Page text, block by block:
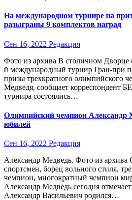
На международном турнире на
разыграны 9 комплектов наград
Сен 16, 2022 Редакция
Фото из архива В столичном Дворце
й международный турнир Гран-при
призы трехкратного олимпийского
Медведя, сообщает корреспондент
турнира состоялись…
Олимпийский чемпион Александр
юбилей
Сен 16, 2022 Редакция
Александр Медведь. Фото из архива
спортсмен, борец вольного стиля,
чемпион, многократный чемпион
Александр Медведь сегодня
Александр Васильевич родился…